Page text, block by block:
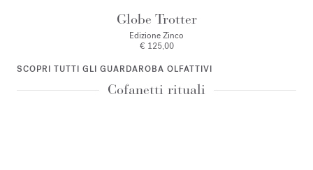
Globe Trotter
Edizione Zinco
€ 125,00
SCOPRI TUTTI GLI GUARDAROBA OLFATTIVI
Cofanetti rituali